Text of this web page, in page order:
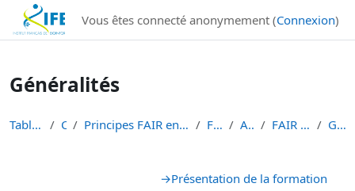
Institut Français de Bioinformatique - Les formations
Passer au contenu principalVous êtes connecté anonymement (Connexion)
Généralités
Tableau de bord Cours Principes FAIR en bioinformatique et gestion des d... FAIR-DATA ALL-DATA FAIR data IBISA 2023 Généralités
Résumé de section
→Présentation de la formation